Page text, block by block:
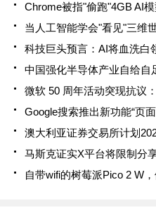
当人工智能学会"看见"三维
中国强化半导体产业自给自
Google搜索推出新功能“页
澳大利亚证券交易所计划
马斯克证实X平台将限制分
自带wifi的树莓派Pico 2 W